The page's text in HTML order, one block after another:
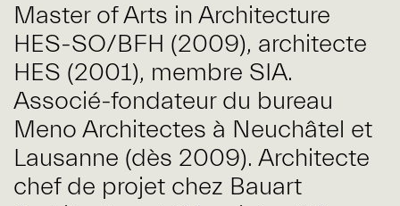
Master of Arts in Architecture
HES-SO/BFH (2009), architecte
HES (2001), membre SIA.
Associé-fondateur du bureau
Meno Architectes à Neuchâtel et
Lausanne (dès 2009). Architecte
chef de projet chez Bauart